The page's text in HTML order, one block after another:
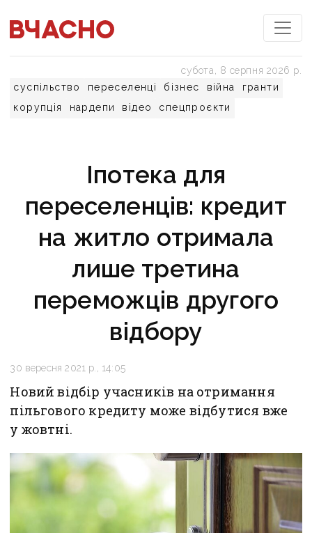
суспільство переселенці бізнес війна
гранти
корупція
нардепи відео спецпроєкти
субота, 8 серпня 2026 р.
Іпотека для
переселенців: кредит
на житло отримала
лише третина
переможців другого
відбору
30 вересня 2021 р., 14:05
Новий відбір учасників на отримання
пільгового кредиту може відбутися вже
у жовтні.